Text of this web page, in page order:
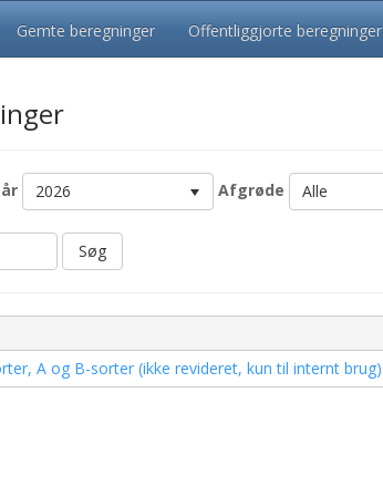
Gemte beregninger Offentliggjorte beregninger
2026 Afgrøde Alle
Søg
A og B-sorter (ikke revideret, kun til internt brug)